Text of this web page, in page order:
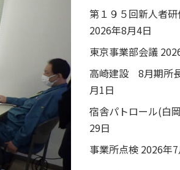
第１９５回新人者
2026年8月4日
東京事業部会議
高崎建設 8月期所
月1日
宿舎パトロール(白岡
29日
事業所点検 2026年